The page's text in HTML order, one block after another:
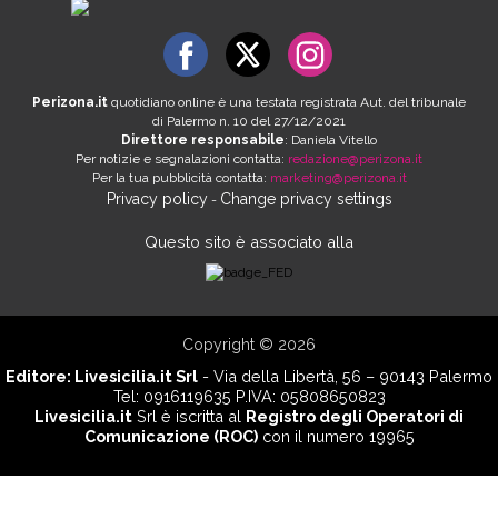
Perizona.it quotidiano online è una testata registrata Aut. del tribunale
di Palermo n. 10 del 27/12/2021
Direttore responsabile: Daniela Vitello
Per notizie e segnalazioni contatta: redazione@perizona.it
Per la tua pubblicità contatta: marketing@perizona.it
Privacy policy- Change privacy settings
Questo sito è associato alla
Copyright © 2026
Editore: Livesicilia.it Srl - Via della Libertà, 56 – 90143 Palermo
Tel: 0916119635 P.IVA: 05808650823
Livesicilia.it Srl è iscritta al Registro degli Operatori di
Comunicazione (ROC)con il numero 19965